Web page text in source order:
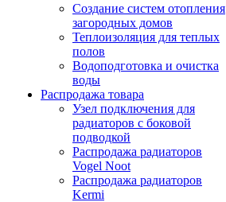
Создание систем отопления
загородных домов
Теплоизоляция для теплых
полов
Водоподготовка и очистка
воды
Распродажа товара
Узел подключения для
радиаторов с боковой
подводкой
Распродажа радиаторов
Vogel Noot
Распродажа радиаторов
Kermi